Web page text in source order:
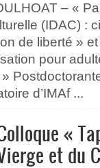
– «
(IDAC) :
de liberté »
pour
d’IMAf ...
«
et du